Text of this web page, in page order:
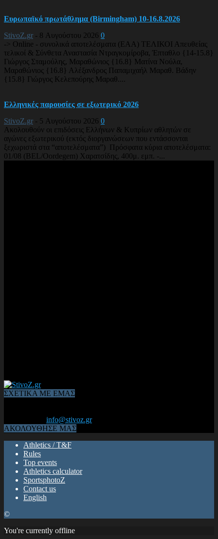
Ευρωπαϊκό πρωτάθλημα (Birmingham) 10-16.8.2026
StivoZ.gr - 8 Αυγούστου 2026 0
-> Online - συνολικά αποτελέσματα (EAA) ΤΕΛΙΚΟΙ Απευθείας
τελικοί & Σύνθετα Αναστασία Ντραγκομίροβα, Έπταθλο {14-15.8}
Γιώργος Σταμούλης, Μαραθώνιος {16.8} Ματίνα Νούλα,
Μαραθώνιος {16.8} Αλέξανδρος Παπαμιχαήλ Μαραθ. Βάδην
{15.8} Γιώργος Κελεπούρης Μαραθ....
Ελληνικές παρουσίες σε εξωτερικό 2026
StivoZ.gr - 5 Αυγούστου 2026 0
Ακολουθούν οι επιδόσεις Ελλήνων & Κυπρίων αθλητών σε
αγώνες εξωτερικού (εκτός διοργανώσεων που εντάσσονται
ξεχωριστά στα “αποτελέσματα”) Πρόσφατα κύρια αποτελέσματα:
01/08 (BEL/Oordegem) Χαρατσίδης, 400μ. εμπ. -...
ΣΧΕΤΙΚΑ ΜΕ ΕΜΑΣ
info@stivoz.gr
ΑΚΟΛΟΥΘΗΣΕ ΜΑΣ
Athletics / T&F
Rules
Top events
Athletics calculator
SportsphotoZ
Contact us
English
©
You're currently offline